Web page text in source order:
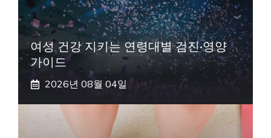
여성 건강 지키는 연령대별 검진·영양
가이드
2026년 08월 04일